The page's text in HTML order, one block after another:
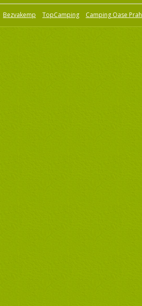
Bezvakemp TopCamping Camping Oase